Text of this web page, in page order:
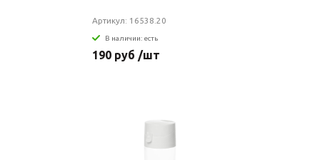
Артикул: 16538.20
В наличии: есть
190 руб /шт